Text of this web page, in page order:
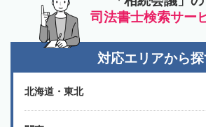
司法書士検索サー
対応エリアから
北海道・東北